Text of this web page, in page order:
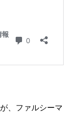
、ファルシーマ